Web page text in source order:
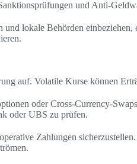
und Anti-
lokale Behörden einbeziehen,
auf. Volatile Kurse können
oder Cross-Currency-
oder UBS zu prüfen.
Zahlungen